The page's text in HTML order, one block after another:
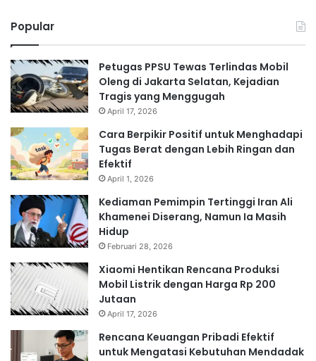
Popular
Petugas PPSU Tewas Terlindas Mobil
Oleng di Jakarta Selatan, Kejadian
Tragis yang Menggugah
April 17, 2026
Cara Berpikir Positif untuk Menghadapi
Tugas Berat dengan Lebih Ringan dan
Efektif
April 1, 2026
Kediaman Pemimpin Tertinggi Iran Ali
Khamenei Diserang, Namun Ia Masih
Hidup
Februari 28, 2026
Xiaomi Hentikan Rencana Produksi
Mobil Listrik dengan Harga Rp 200
Jutaan
April 17, 2026
Rencana Keuangan Pribadi Efektif
untuk Mengatasi Kebutuhan Mendadak